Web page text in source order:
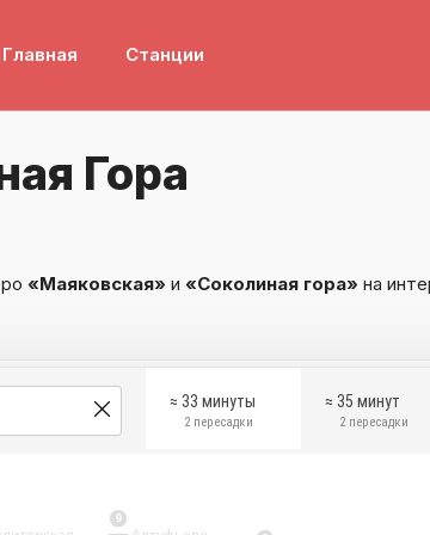
Главная Станции
Гора
«Маяковская» и «Соколиная гора» на
≈ 33 минуты
2 пересадки
≈ 35 минут
2 пересадки
9